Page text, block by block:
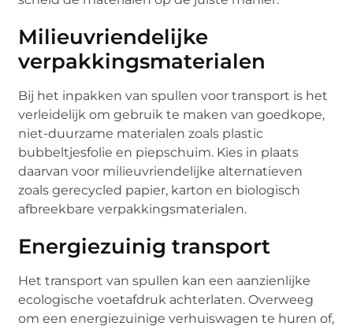
Milieuvriendelijke
verpakkingsmaterialen
Bij het inpakken van spullen voor transport is het
verleidelijk om gebruik te maken van goedkope,
niet-duurzame materialen zoals plastic
bubbeltjesfolie en piepschuim. Kies in plaats
daarvan voor milieuvriendelijke alternatieven
zoals gerecycled papier, karton en biologisch
afbreekbare verpakkingsmaterialen.
Energiezuinig transport
Het transport van spullen kan een aanzienlijke
ecologische voetafdruk achterlaten. Overweeg
om een energiezuinige verhuiswagen te huren of,